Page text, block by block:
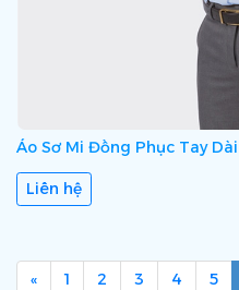
Áo Sơ Mi Đồng Phục Tay
Liên hệ
« 1 2 3 4 5